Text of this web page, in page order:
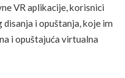
VR aplikacije, korisnici
i opuštanja, koje im
i opuštajuća virtualna